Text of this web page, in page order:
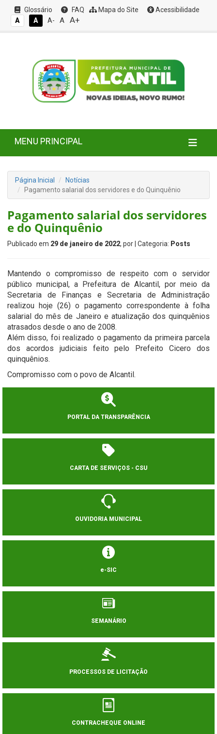
Glossário FAQ Mapa do Site
Acessibilidade
A
A A- A A+
MENU PRINCIPAL
Página Inicial
Notícias
Pagamento salarial dos servidores e do Quinquênio
Pagamento salarial dos servidores
e do Quinquênio
Publicado em 29 de janeiro de 2022, por | Categoria: Posts
Mantendo o compromisso de respeito com o servidor
público municipal, a Prefeitura de Alcantil, por meio da
Secretaria de Finanças e Secretaria de Administração
realizou hoje (26) o pagamento correspondente à folha
salarial do mês de Janeiro e atualização dos quinquênios
atrasados desde o ano de 2008.
Além disso, foi realizado o pagamento da primeira parcela
dos acordos judiciais feito pelo Prefeito Cicero dos
quinquênios.
Compromisso com o povo de Alcantil.
PORTAL DA TRANSPARÊNCIA
CARTA DE SERVIÇOS - CSU
OUVIDORIA MUNICIPAL
e-SIC
SEMANÁRIO
PROCESSOS DE LICITAÇÃO
CONTRACHEQUE ONLINE